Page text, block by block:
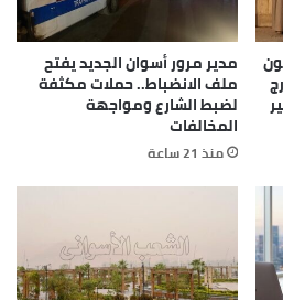
مدير مرور أسوان الجديد يفتح
ملف الانضباط.. حملات مكثفة
لضبط الشارع ومواجهة
المخالفات
منذ 21 ساعة